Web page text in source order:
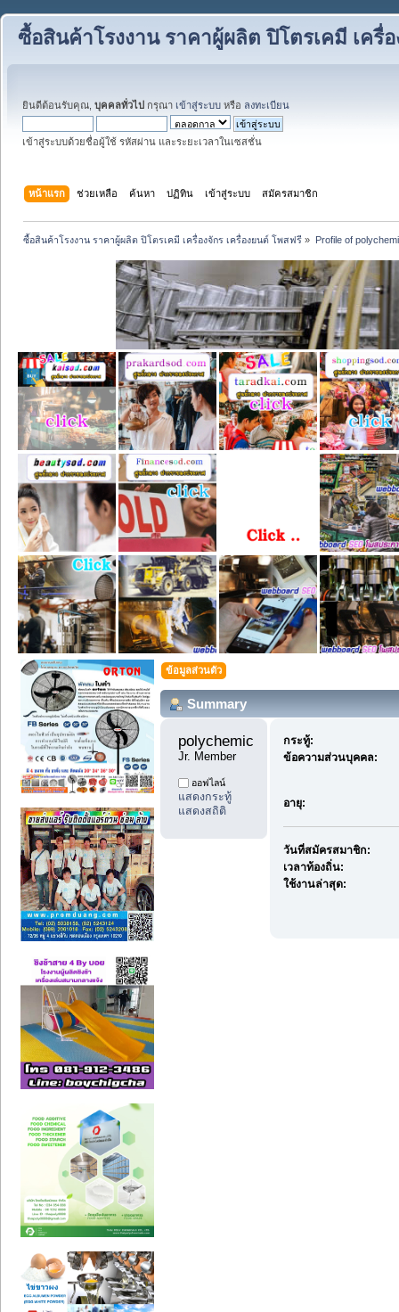
ซื้อสินค้าโรงงาน ราคาผู้ผลิต ปิโตรเคมี เครื่
ยินดีต้อนรับคุณ, บุคคลทั่วไป กรุณา เข้าสู่ระบบ หรือ ลงทะเบียน
เข้าสู่ระบบด้วยชื่อผู้ใช้ รหัสผ่าน และระยะเวลาในเซสชั่น
หน้าแรก ช่วยเหลือ ค้นหา ปฏิทิน เข้าสู่ระบบ สมัครสมาชิก
ซื้อสินค้าโรงงาน ราคาผู้ผลิต ปิโตรเคมี เครื่องจักร เครื่องยนต์ โพสฟรี » Profile of
ข้อมูลส่วนตัว
Summary
polychemicals000
Jr. Member
ออฟไลน์
แสดงกระทู้
แสดงสถิติ
กระทู้:
ข้อความส่วนบุคคล:
อายุ:
วันที่สมัครสมาชิก:
เวลาท้องถิ่น:
ใช้งานล่าสุด: